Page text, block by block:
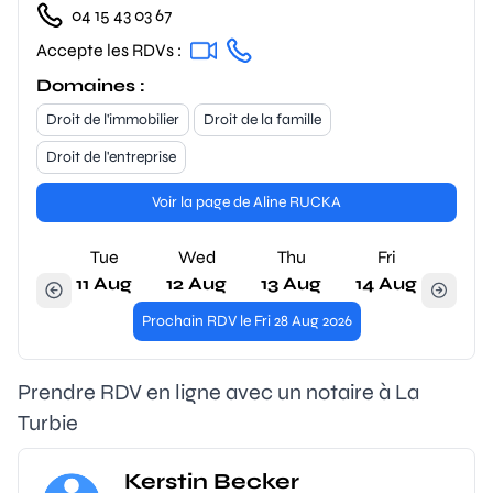
04 15 43 03 67
Accepte les RDVs :
Domaines :
Droit de l'immobilier
Droit de la famille
Droit de l'entreprise
Voir la page de Aline RUCKA
Tue
11 Aug
Wed
12 Aug
Thu
13 Aug
Fri
14 Aug
Prochain RDV le Fri 28 Aug 2026
Prendre RDV en ligne avec un notaire à La
Turbie
Kerstin Becker